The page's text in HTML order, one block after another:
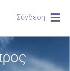
Σύνδεση